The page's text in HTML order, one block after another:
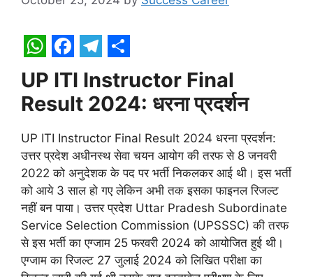
W
h
a
t
s
A
p
p
F
a
c
e
b
o
o
k
T
e
l
e
g
r
a
m
S
h
a
r
e
UP ITI Instructor Final
Result 2024: धरना प्रदर्शन
UP ITI Instructor Final Result 2024 धरना प्रदर्शन:
उत्तर प्रदेश अधीनस्थ सेवा चयन आयोग की तरफ से 8 जनवरी
2022 को अनुदेशक के पद पर भर्ती निकलकर आई थी। इस भर्ती
को आये 3 साल हो गए लेकिन अभी तक इसका फाइनल रिजल्ट
नहीं बन पाया। उत्तर प्रदेश Uttar Pradesh Subordinate
Service Selection Commission (UPSSSC) की तरफ
से इस भर्ती का एग्जाम 25 फरवरी 2024 को आयोजित हुई थी।
एग्जाम का रिजल्ट 27 जुलाई 2024 को लिखित परीक्षा का